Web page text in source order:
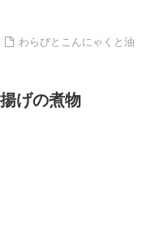
わらびとこんにゃくと油
げの煮物